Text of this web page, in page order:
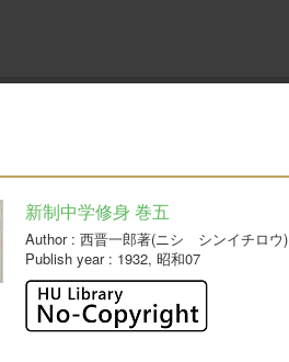
新制中学修身 巻五
Author: 西晋一郎著(ニシ シンイチロウ)
Publish year: 1932, 昭和07